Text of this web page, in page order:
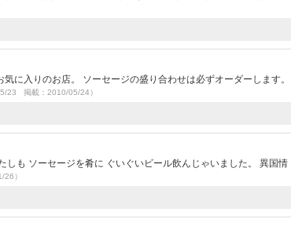
に入りのお店。 ソーセージの盛り合わせは必ずオーダーします。
23 掲載：2010/05/24）
も ソーセージを肴に ぐいぐいビール飲んじゃいました。 異国情
）